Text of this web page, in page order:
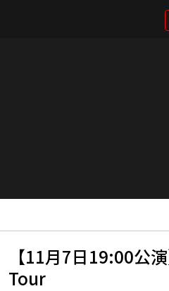
【11月7日19:00公
Tour